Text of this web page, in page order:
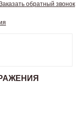
обратный звонок